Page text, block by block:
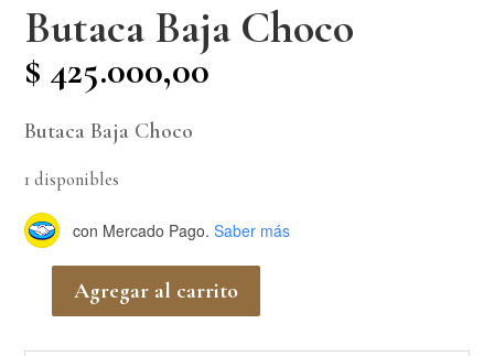
Butaca Baja Choco
$ 425.000,00
Butaca Baja Choco
1 disponibles
con Mercado Pago. Saber más
Agregar al carrito